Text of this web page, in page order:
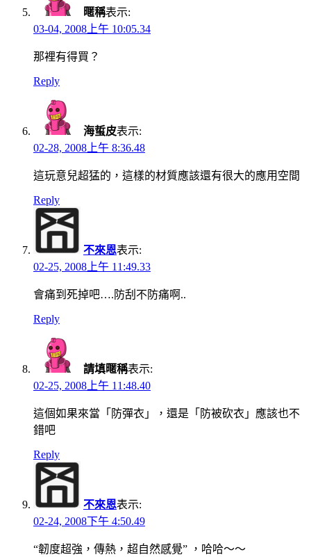
暱稱表示:
03-04, 2008上午 10:05.34
那裡有得買？
Reply
海蜇皮表示:
02-28, 2008上午 8:36.48
這玩意兒超猛的，這樣的材質應該還有很大的應用空間
Reply
不來恩表示:
02-25, 2008上午 11:49.33
會痛到死掉吧….防刮不防痛啊..
Reply
請填暱稱表示:
02-25, 2008上午 11:48.40
這個如果來當「防彈衣」，還是「防被砍衣」應該也不
錯吧
Reply
不來恩表示:
02-24, 2008下午 4:50.49
“韌度超強，傳熱，超自然感覺” ，哈哈～～